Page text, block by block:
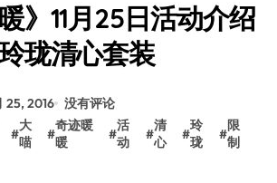
》11月25日活动介绍
珑清心套装
25, 2016 没有评论
#
大
喵
#
奇迹暖
暖
#
活
动
#
清
心
#
玲
珑
#
限
制